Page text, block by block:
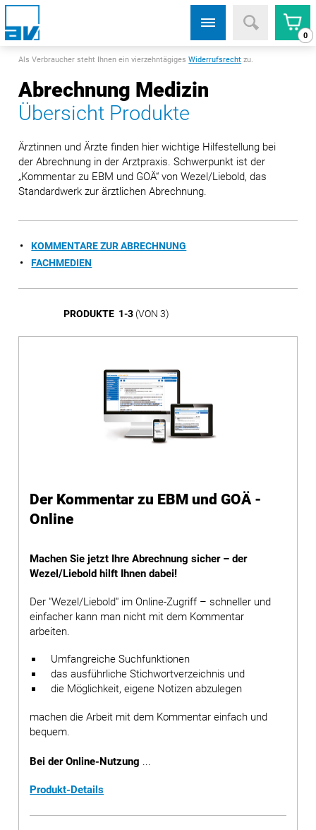
0
Als Verbraucher steht Ihnen ein vierzehntägigesWiderrufsrecht zu.
Abrechnung Medizin
Übersicht Produkte
Ärztinnen und Ärzte finden hier wichtige Hilfestellung bei
der Abrechnung in der Arztpraxis. Schwerpunkt ist der
„Kommentar zu EBM und GOÄ“ von Wezel/Liebold, das
Standardwerk zur ärztlichen Abrechnung.
KOMMENTARE ZUR ABRECHNUNG
FACHMEDIEN
PRODUKTE 1-3(VON 3)
Der Kommentar zu EBM und GOÄ -
Online
Machen Sie jetzt Ihre Abrechnung sicher – der
Wezel/Liebold hilft Ihnen dabei!
Der "Wezel/Liebold" im Online-Zugriff – schneller und
einfacher kann man nicht mit dem Kommentar
arbeiten.
Umfangreiche Suchfunktionen
das ausführliche Stichwortverzeichnis und
die Möglichkeit, eigene Notizen abzulegen
machen die Arbeit mit dem Kommentar einfach und
bequem.
Bei der Online-Nutzung ...
Produkt-Details